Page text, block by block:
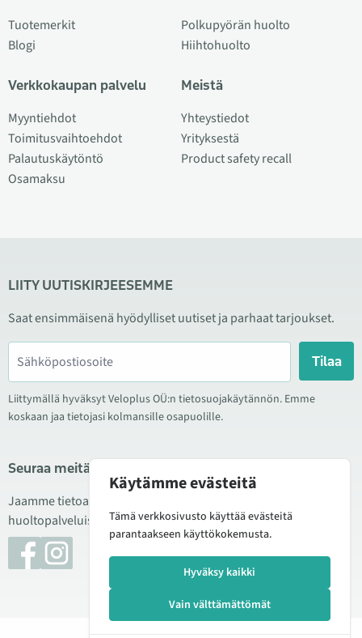
Tuotemerkit
Blogi
Verkkokaupan palvelu
Myyntiehdot
Toimitusvaihtoehdot
Palautuskäytöntö
Osamaksu
Polkupyörän huolto
Hiihtohuolto
Meistä
Yhteystiedot
Yrityksestä
Product safety recall
LIITY UUTISKIRJEESEMME
Saat ensimmäisenä hyödylliset uutiset ja parhaat tarjoukset.
Tilaa
Liittymällä hyväksyt Veloplus OÜ:n tietosuojakäytännön. Emme
koskaan jaa tietojasi kolmansille osapuolille.
Seuraa meitä sosiaalisessa mediassa
Jaamme tietoa hyvistä tarjouksista, uusista tuotteista ja
huoltopalveluista. Joskus julkaisemme myös tuote-esittelyjä.
Käytämme evästeitä
Tämä verkkosivusto käyttää evästeitä
parantaakseen käyttökokemusta.
Hyväksy kaikki
Vain välttämättömät